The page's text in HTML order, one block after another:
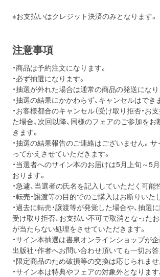
※お支払いはクレジット決済のみとなります。
注意事項
・商品は予約注文になります。
・必ず抽選になります。
・抽選が外れた場合は通常の商品の発送になり
・抽選の結果にかかわらず、キャンセルはでき
・お客様都合のキャンセル（受け取り拒否・お
た場合、次回以降、同様のフェアのご参加を
きます。
・抽選の結果報告のご連絡はございません。
ってかえさせていただきます。
・当選者へのサイン本のお届けは5月上旬～5
おります。
・急遽、当選者の氏名を記入していただく可能
・転売・譲渡等の目的でのご購入はお断りいた
・過去に転売・譲渡等が発覚した場合や、抽選
受け取り拒否、お支払い不可で取消となった
が当たらない処理をさせていただきます。
・サイン本抽選は書泉オンラインショップが企
出版社・作者へお問い合わせ頂いても一切お答
・限定商品のため破損等の交換は応じられませ
・サイン本は特典やフェアの対象外となります